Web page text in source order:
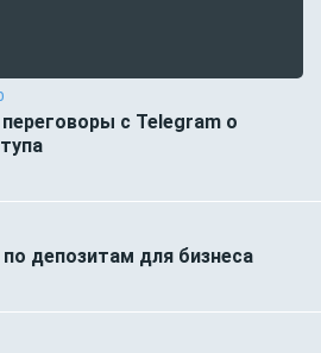
с Telegram о
депозитам для бизнеса